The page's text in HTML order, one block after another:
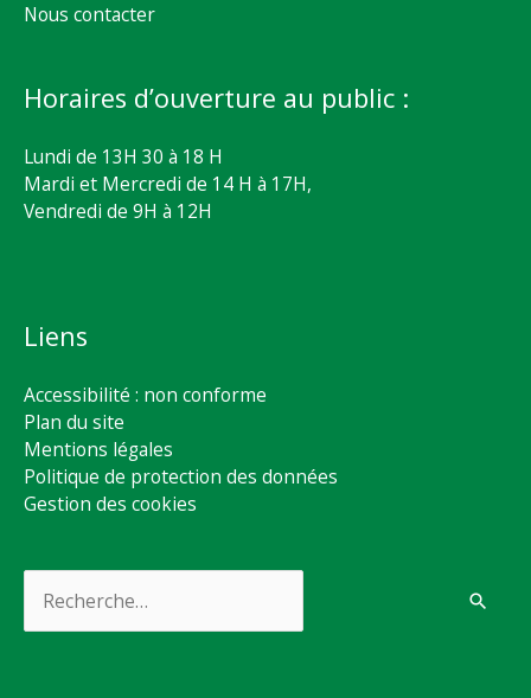
Nous contacter
Horaires d’ouverture au public :
Lundi de 13H 30 à 18 H
Mardi et Mercredi de 14 H à 17H,
Vendredi de 9H à 12H
Liens
Accessibilité : non conforme
Plan du site
Mentions légales
Politique de protection des données
Gestion des cookies